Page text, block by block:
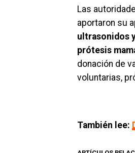
Las
aportaron su
ultrasonidos
prótesis
donación de
voluntarias,
También lee: